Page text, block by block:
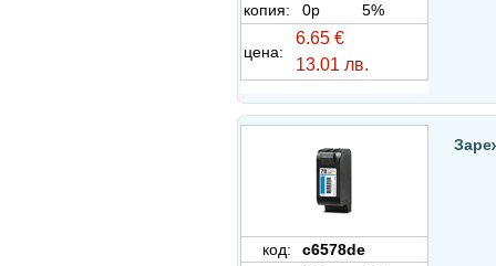
копия:
0p 5%
цена:
6.65 €
13.01 лв.
код:
c6578de